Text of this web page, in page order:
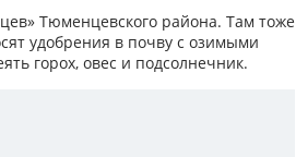
Тюменцевского района. Там тоже
удобрения в почву с озимыми
горох, овес и подсолнечник.